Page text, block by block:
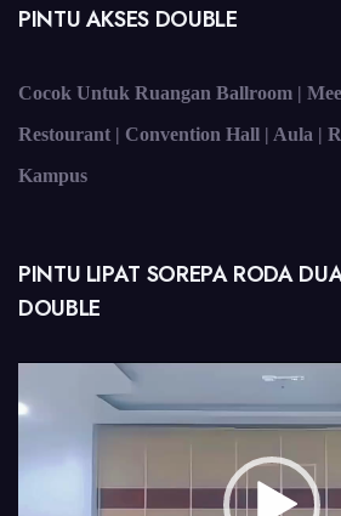
PINTU AKSES DOUBLE
Cocok Untuk Ruangan Ballroom |
Restourant | Convention Hall | Aula |
Kampus
PINTU LIPAT SOREPA RODA
DOUBLE
Video